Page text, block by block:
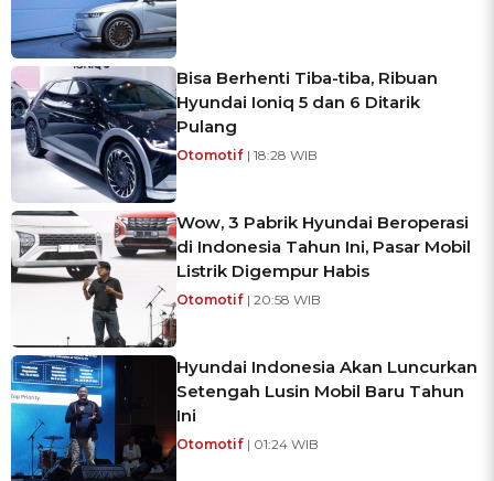
Bisa Berhenti Tiba-tiba, Ribuan
Hyundai Ioniq 5 dan 6 Ditarik
Pulang
Otomotif | 18:28 WIB
Wow, 3 Pabrik Hyundai Beroperasi
di Indonesia Tahun Ini, Pasar Mobil
Listrik Digempur Habis
Otomotif | 20:58 WIB
Hyundai Indonesia Akan Luncurkan
Setengah Lusin Mobil Baru Tahun
Ini
Otomotif | 01:24 WIB